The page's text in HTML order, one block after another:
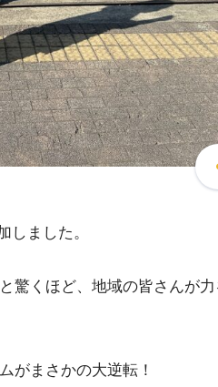
しました。
驚くほど、地域の皆さんが力
がまさかの大逆転！